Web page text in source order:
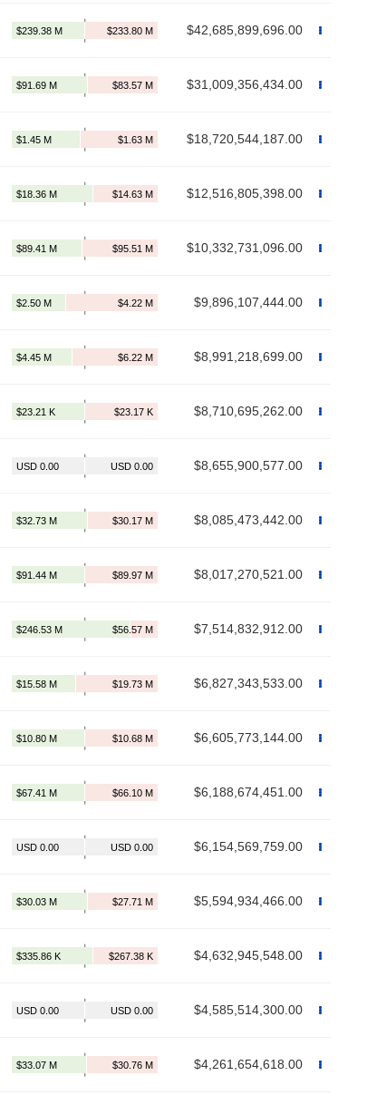
$42,685,899,696.00
$31,009,356,434.00
$18,720,544,187.00
$12,516,805,398.00
$10,332,731,096.00
$9,896,107,444.00
$8,991,218,699.00
$8,710,695,262.00
$8,655,900,577.00
$8,085,473,442.00
$8,017,270,521.00
$7,514,832,912.00
$6,827,343,533.00
$6,605,773,144.00
$6,188,674,451.00
$6,154,569,759.00
$5,594,934,466.00
$4,632,945,548.00
$4,585,514,300.00
$4,261,654,618.00